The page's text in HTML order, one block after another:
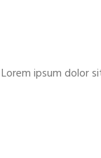
Lorem ipsum dolor